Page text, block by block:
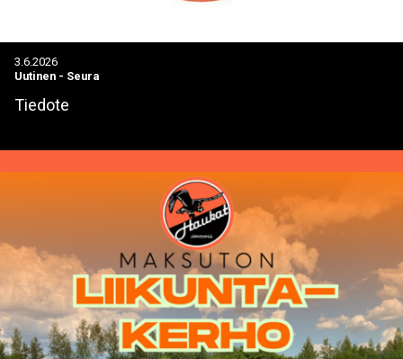
3.6.2026
Uutinen - Seura
Tiedote